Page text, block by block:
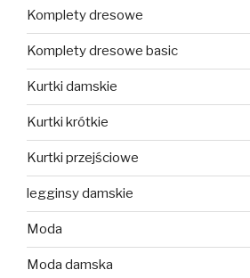
Komplety dresowe
Komplety dresowe basic
Kurtki damskie
Kurtki krótkie
Kurtki przejściowe
legginsy damskie
Moda
Moda damska